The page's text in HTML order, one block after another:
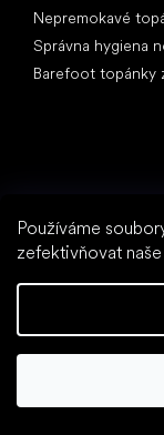
Používáme
zefektivňovat naše
Nepremokavé
Správna hygiena
Barefoot topánky
Špeciálne kategórie
Turistické topánky
Športové topánky
Anatomic